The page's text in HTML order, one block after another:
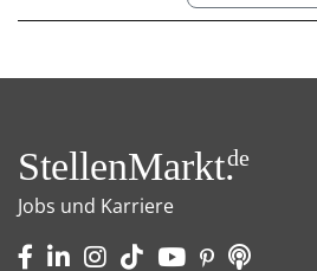
StellenMarkt.de
Jobs und Karriere